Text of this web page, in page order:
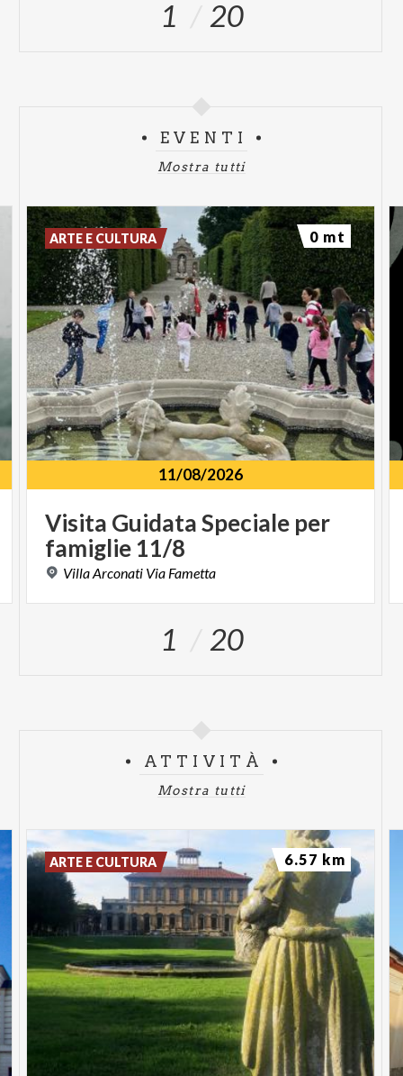
Follow us on our official social channels FB and IG
1 20
EVENTI
Mostra tutti
11/08/2026
Visita GuidataSpeciale per
famiglie 11/8
VillaArconati Via Fametta
ARTE E CULTURA 0 mt
1 20
ATTIVITÀ
Mostra tutti
ARTE E CULTURA 6.57 km